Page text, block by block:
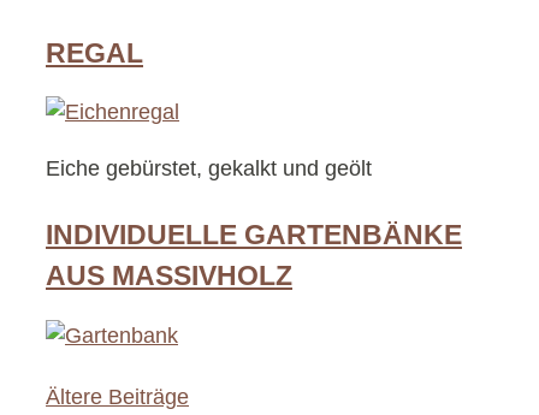
REGAL
Eiche gebürstet, gekalkt und geölt
INDIVIDUELLE GARTENBÄNKE
AUS MASSIVHOLZ
Ältere Beiträge